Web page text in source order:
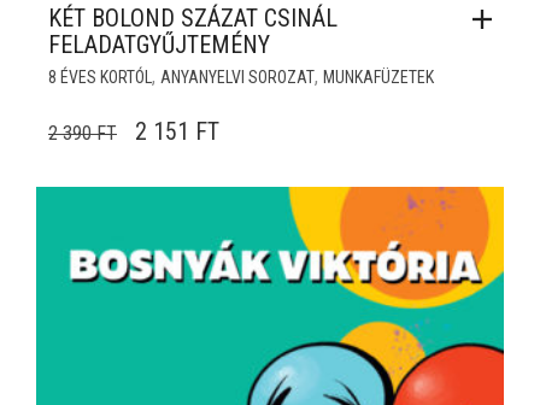
KÉT BOLOND SZÁZAT CSINÁL
FELADATGYŰJTEMÉNY
8 ÉVES KORTÓL , ANYANYELVI SOROZAT, MUNKAFÜZETEK
2 390FT ORIGINAL PRICE WAS: 2 390 FT.
2 151 FTCURRENT PRICE IS: 2 151 FT.